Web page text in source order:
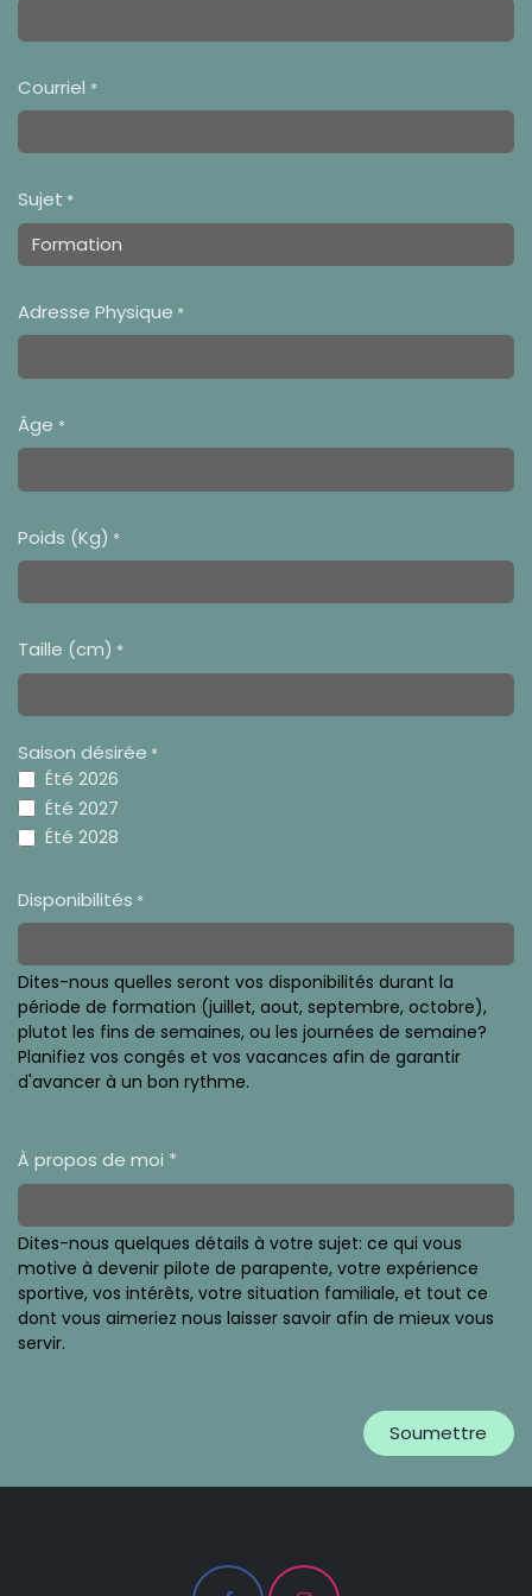
Courriel *
Sujet *
Adresse Physique *
Âge *
Poids (Kg) *
Taille (cm) *
Saison désirée *
Été 2026
Été 2027
Été 2028
Disponibilités *
Dites-nous quelles seront vos disponibilités durant la
période de formation (juillet, aout, septembre, octobre),
plutot les fins de semaines, ou les journées de semaine?
Planifiez vos congés et vos vacances afin de garantir
d'avancer à un bon rythme.
À propos de moi *
Dites-nous quelques détails à votre sujet: ce qui vous
motive à devenir pilote de parapente, votre expérience
sportive, vos intérêts, votre situation familiale, et tout ce
dont vous aimeriez nous laisser savoir afin de mieux vous
servir.
Soumettre